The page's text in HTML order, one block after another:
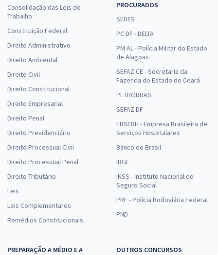
Consolidação das Leis do
Trabalho
Constituição Federal
Direito Administrativo
Direito Ambiental
Direito Civil
Direito Constitucional
Direito Empresarial
Direito Penal
Direito Previdenciário
Direito Processual Civil
Direito Processual Penal
Direito Tributário
Leis
Leis Complementares
Remédios Constitucionais
PROCURADOS
SEDES
PC DF - DELTA
PM AL - Polícia Militar do Estado
de Alagoas
SEFAZ CE - Secretaria da
Fazenda do Estado do Ceará
PETROBRAS
SEFAZ DF
EBSERH - Empresa Brasileira de
Serviços Hospitalares
Banco do Brasil
IBGE
INSS - Instituto Nacional do
Seguro Social
PRF - Polícia Rodoviária Federal
PND
PREPARAÇÃO A MÉDIO E A
OUTROS CONCURSOS